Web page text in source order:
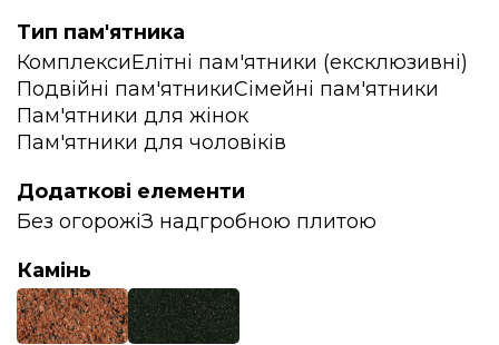
Тип пам'ятника
КомплексиЕлітні пам'ятники (ексклюзивні)
Подвійні пам'ятникиСімейні пам'ятники
Пам'ятники для жінок
Пам'ятники для чоловіків
Додаткові елементи
Без огорожіЗ надгробною плитою
Камінь